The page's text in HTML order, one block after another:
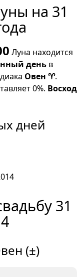
на 31
Луна находится
день в
Овен ♈.
0%. Восход
дней
31
(±)